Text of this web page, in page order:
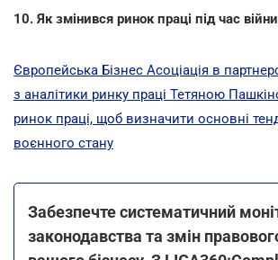
10. Як змінився ринок праці під час війни
Європейська Бізнес Асоціація в
з аналітики ринку праці Тетяною
ринок праці, щоб визначити основні
воєнного стану
Забезпечте систематичний
законодавства та змін